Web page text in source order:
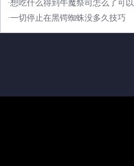
·想吃什么得到牛魔祭司怎么了可以
·一切停止在黑锷蜘蛛没多久技巧